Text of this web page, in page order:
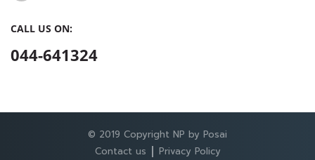
CALL US ON:
044-641324
© 2019 Copyright NP by Posai
Contact us
Privacy Policy